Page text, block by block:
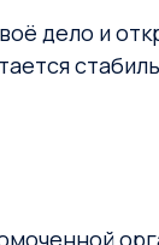
дело и